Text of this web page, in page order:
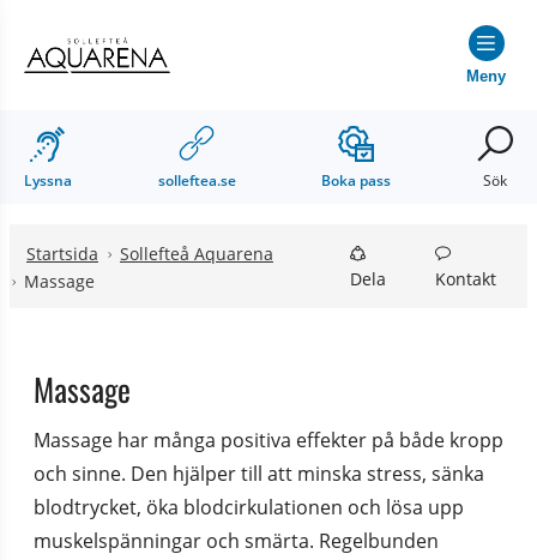
Meny
Lyssna solleftea.se Boka pass Sök
Startsida
Sollefteå Aquarena
Massage
Dela Kontakt
Massage
Massage har många positiva effekter på både kropp
och sinne. Den hjälper till att minska stress, sänka
blodtrycket, öka blodcirkulationen och lösa upp
muskelspänningar och smärta. Regelbunden